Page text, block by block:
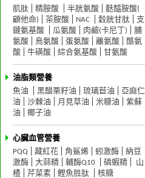
肌肽
精胺酸 半胱氨酸
麩醯胺酸(
顧他命)
茶胺酸 NAC 穀胱甘肽
支
鏈氨基酸
瓜氨酸 肉鹼(卡尼丁)
脯
氨酸
鳥氨酸 蛋氨酸 離氨酸
酪氨
酸
牛磺酸 綜合氨基酸 甘氨酸
油脂類營養
魚油
黑醋栗籽油 琉璃苣油
亞麻仁
油
沙棘油 月見草油 米糠油
紫蘇
油
椰子油
心臟血管營養
PQQ
藏紅花 角鯊烯 蚓激酶
納豆
激酶
大蒜精 輔酶Q10 磷蝦精
山
楂
芹菜素 鰹魚胜肽 核糖